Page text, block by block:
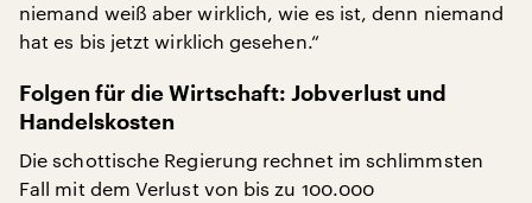
niemand weiß aber wirklich, wie es ist, denn niemand
hat es bis jetzt wirklich gesehen.“
Folgen für die Wirtschaft: Jobverlust und
Handelskosten
Die schottische Regierung rechnet im schlimmsten
Fall mit dem Verlust von bis zu 100.000